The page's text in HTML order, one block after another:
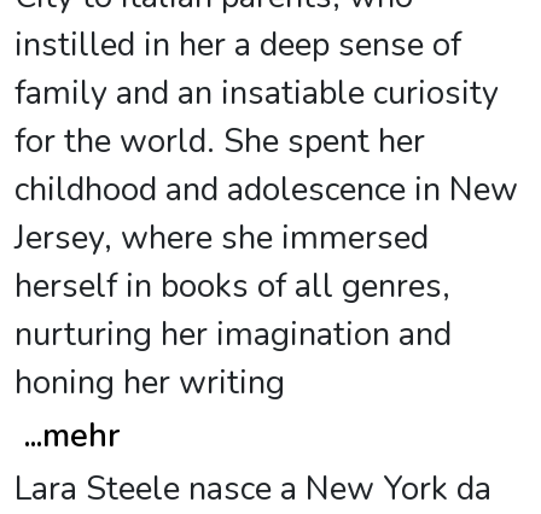
instilled in her a deep sense of
family and an insatiable curiosity
for the world. She spent her
childhood and adolescence in New
Jersey, where she immersed
herself in books of all genres,
nurturing her imagination and
honing her writing
...mehr
Lara Steele nasce a New York da